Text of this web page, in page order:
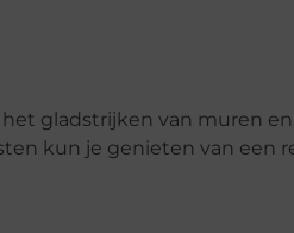
gladstrijken van muren en
kun je genieten van een